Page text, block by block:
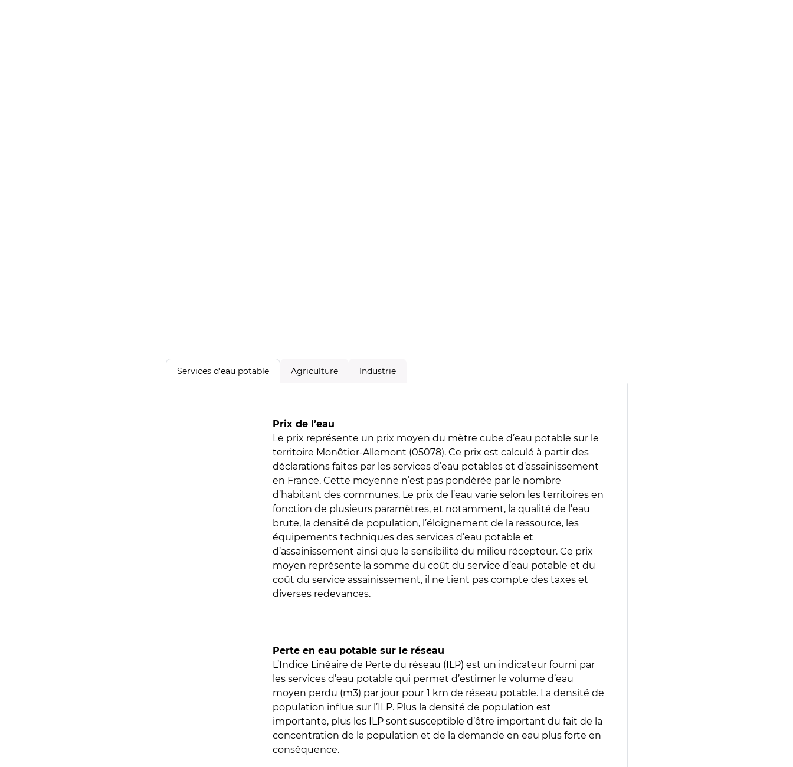
Services d'eau potable Agriculture Industrie
Prix de l’eau
Le prix représente un prix moyen du mètre cube d’eau potable sur le
territoire Monêtier-Allemont (05078). Ce prix est calculé à partir des
déclarations faites par les services d’eau potables et d’assainissement
en France. Cette moyenne n’est pas pondérée par le nombre
d’habitant des communes. Le prix de l’eau varie selon les territoires en
fonction de plusieurs paramètres, et notamment, la qualité de l’eau
brute, la densité de population, l’éloignement de la ressource, les
équipements techniques des services d’eau potable et
d’assainissement ainsi que la sensibilité du milieu récepteur. Ce prix
moyen représente la somme du coût du service d’eau potable et du
coût du service assainissement, il ne tient pas compte des taxes et
diverses redevances.
Perte en eau potable sur le réseau
L’Indice Linéaire de Perte du réseau (ILP) est un indicateur fourni par
les services d’eau potable qui permet d’estimer le volume d’eau
moyen perdu (m3) par jour pour 1 km de réseau potable. La densité de
population influe sur l’ILP. Plus la densité de population est
importante, plus les ILP sont susceptible d’être important du fait de la
concentration de la population et de la demande en eau plus forte en
conséquence.